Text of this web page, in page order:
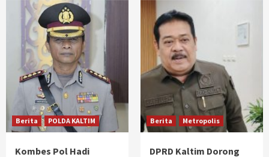
Berita POLDA KALTIM
Kombes Pol Hadi
Berita Metropolis
DPRD Kaltim Dorong